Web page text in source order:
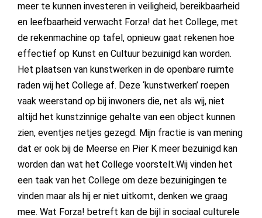
meer te kunnen investeren in veiligheid, bereikbaarheid
en leefbaarheid verwacht Forza! dat het College, met
de rekenmachine op tafel, opnieuw gaat rekenen hoe
effectief op Kunst en Cultuur bezuinigd kan worden.
Het plaatsen van kunstwerken in de openbare ruimte
raden wij het College af. Deze ‘kunstwerken’ roepen
vaak weerstand op bij inwoners die, net als wij, niet
altijd het kunstzinnige gehalte van een object kunnen
zien, eventjes netjes gezegd. Mijn fractie is van mening
dat er ook bij de Meerse en Pier K meer bezuinigd kan
worden dan wat het College voorstelt.Wij vinden het
een taak van het College om deze bezuinigingen te
vinden maar als hij er niet uitkomt, denken we graag
mee. Wat Forza! betreft kan de bijl in sociaal culturele